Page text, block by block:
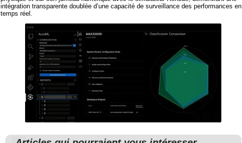
intégration transparente doublée d’une capacité de surveillance des performances en
temps réel.